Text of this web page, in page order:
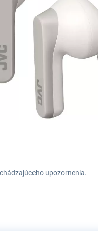
upozornenia.